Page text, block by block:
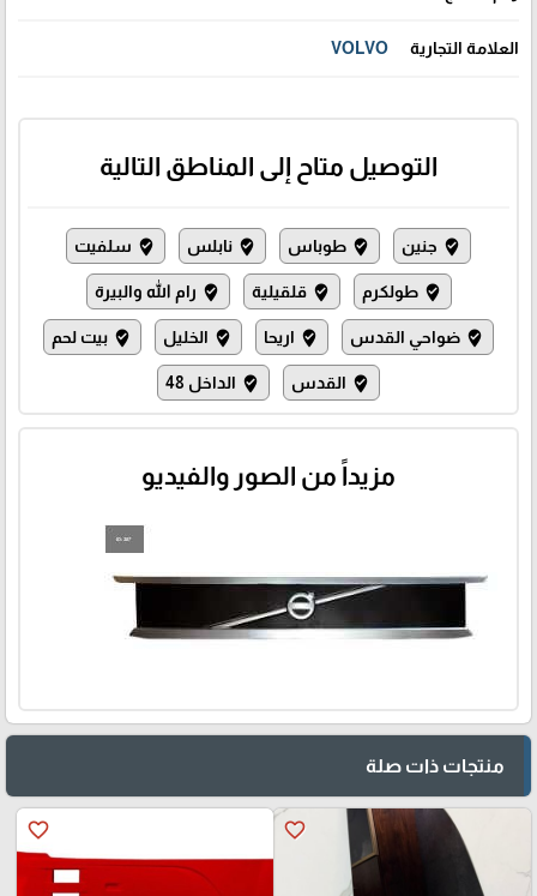
العلامة التجارية VOLVO
التوصيل متاح إلى المناطق التالية
where_to_vote جنين where_to_vote طوباس where_to_vote نابلس where_to_vote سلفيت
where_to_vote طولكرم where_to_vote قلقيلية where_to_vote رام الله والبيرة
where_to_vote ضواحي القدس where_to_vote اريحا where_to_vote الخليل where_to_vote بيت لحم
where_to_vote القدس where_to_vote الداخل 48
مزيداً من الصور والفيديو
منتجات ذات صلة
favorite_border
favorite_border